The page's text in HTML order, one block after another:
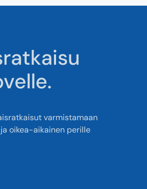
varmistamaan
oikea-aikainen perille